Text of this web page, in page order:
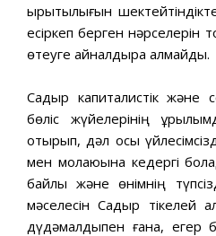
ырықтылығын
есіркеп берген нәрселерін
өтеуге айналдыра алмайды.
Садыр капиталистік және
бөліс жүйелерінің
отырып, дәл осы
мен молаюына кедергі
байлық және өнімнің
мәселесін Садыр тікелей
дүдәмалдықпен ғана, егер